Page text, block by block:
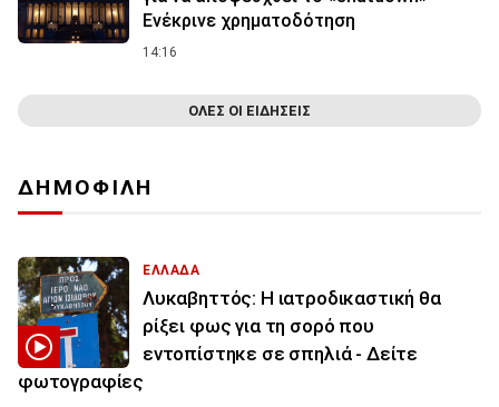
Ενέκρινε χρηματοδότηση
14:16
ΟΛΕΣ ΟΙ ΕΙΔΗΣΕΙΣ
ΔΗΜΟΦΙΛΗ
ΕΛΛΑΔΑ
Λυκαβηττός: Η ιατροδικαστική θα
ρίξει φως για τη σορό που
εντοπίστηκε σε σπηλιά - Δείτε
φωτογραφίες